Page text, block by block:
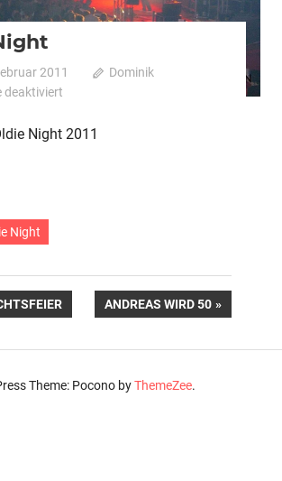
2011
Dominik
deaktiviert
Night
Night 2011
Night
NÄCHSTER
ANDREAS WIRD 50
Theme: Pocono byThemeZee.